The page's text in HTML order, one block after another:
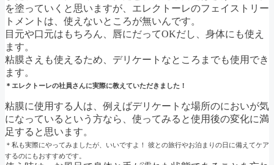
を塗っていくと思いますが、エレクトーレのフェイストリー
トメントは、使えないところが無いんです。
目元や口元はもちろん、唇にだってOKだし、身体にも使え
ます。
粘膜さえも使えるため、デリケートなところまでも使用でき
ます。
＊エレクトーレの社員さんに実際に教えていただきました！
粘膜に使用する人は、例えばデリケートな場所のにおいが気
になっているという方なら、使ってみると使用後の変化に満
足すると思います。
＊私も実際にやってみましたが、いいですよ！ 彼との旅行やお泊まりの日に備えてケア
するのにもおすすめです。